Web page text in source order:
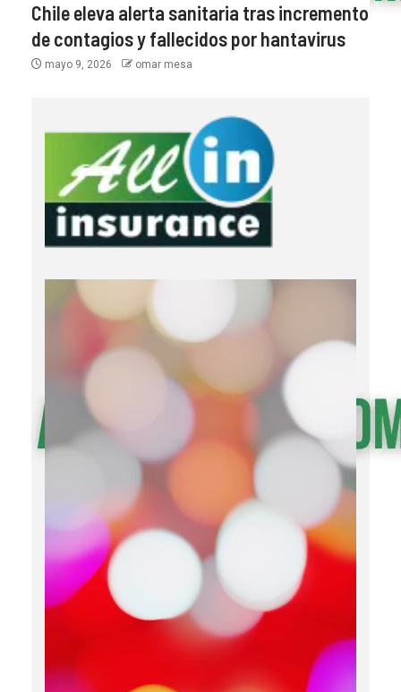
Chile eleva alerta sanitaria tras incremento
de contagios y fallecidos por hantavirus
mayo 9, 2026 omar mesa